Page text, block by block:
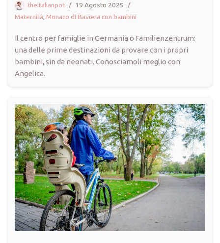
theitalianpot
19 Agosto 2025
Maternità, Monaco di Baviera con bambini
Il centro per famiglie in Germania o Familienzentrum:
una delle prime destinazioni da provare con i propri
bambini, sin da neonati. Conosciamoli meglio con
Angelica.